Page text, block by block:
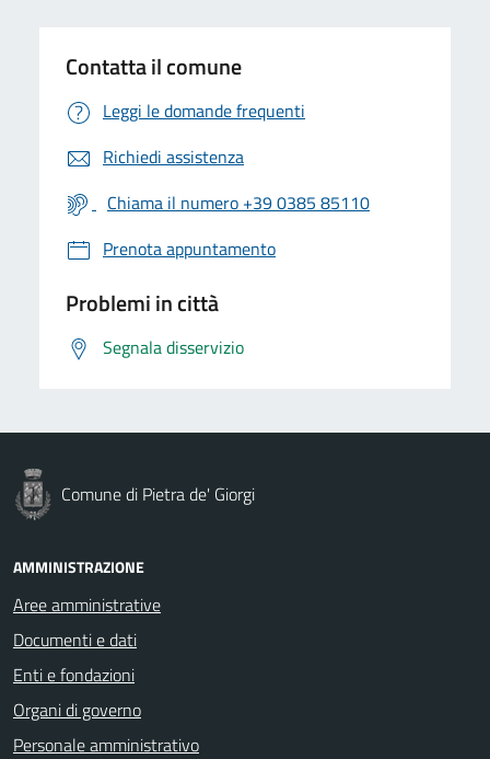
Contatta il comune
Leggi le domande frequenti
Richiedi assistenza
Chiama il numero +39 0385 85110
Prenota appuntamento
Problemi in città
Segnala disservizio
Comune di Pietra de' Giorgi
AMMINISTRAZIONE
Aree amministrative
Documenti e dati
Enti e fondazioni
Organi di governo
Personale amministrativo